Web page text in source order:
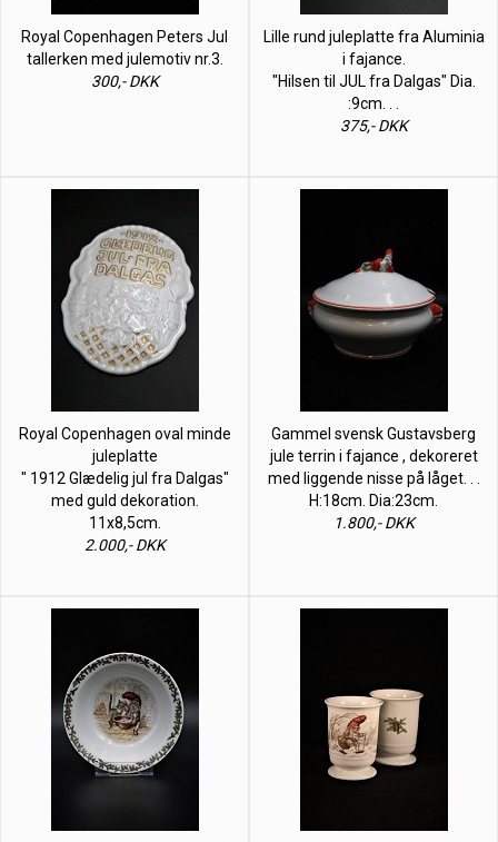
Royal Copenhagen Peters Jul
tallerken med julemotiv nr.3.
300,- DKK
Lille rund juleplatte fra Aluminia
i fajance.
"Hilsen til JUL fra Dalgas" Dia.
:9cm. . .
375,- DKK
Royal Copenhagen oval minde
juleplatte
" 1912 Glædelig jul fra Dalgas"
med guld dekoration.
11x8,5cm.
2.000,- DKK
Gammel svensk Gustavsberg
jule terrin i fajance , dekoreret
med liggende nisse på låget. . .
H:18cm. Dia:23cm.
1.800,- DKK